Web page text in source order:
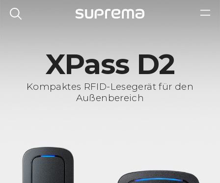
XPass D2
Kompaktes RFID-Lesegerät für den
Außenbereich